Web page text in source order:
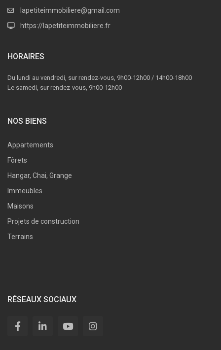
lapetiteimmobiliere@gmail.com
https://lapetiteimmobiliere.fr
HORAIRES
Du lundi au vendredi, sur rendez-vous, 9h00-12h00 / 14h00-18h00
Le samedi, sur rendez-vous, 9h00-12h00
NOS BIENS
Appartements
Fôrets
Hangar, Chai, Grange
Immeubles
Maisons
Projets de construction
Terrains
RÉSEAUX SOCIAUX